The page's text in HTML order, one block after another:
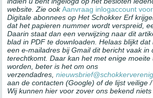
website. Zie ookAanvraag inlogaccount
Digitale abonnees op Het Schokker Erf
dat het papieren nummer wordt verspreid,
Daarin staat dan een verwijzing naar dit
blad in PDF te downloaden. Helaas blijkt
een e-mailadres bij Gmail dit bericht vaak in
terechtkomt. Daar kan het met enige moeite
worden, beter is het om ons
verzendadres,
aan de contacten (Google) of de lijst veilige
Wij kunnen hier voor zover ons bekend niets